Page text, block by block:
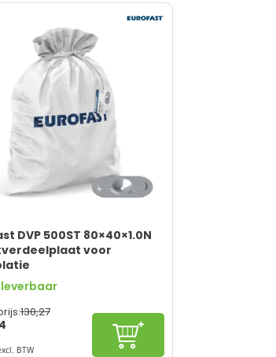
& lange levensduur
weersbestendig
lucht-lasser vereist
DVP 500ST 80×40×1.0N
voor
130,27
BTW
In winkelwagen